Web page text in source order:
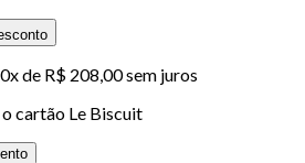
de R$ 208,00 sem juros
cartão Le Biscuit